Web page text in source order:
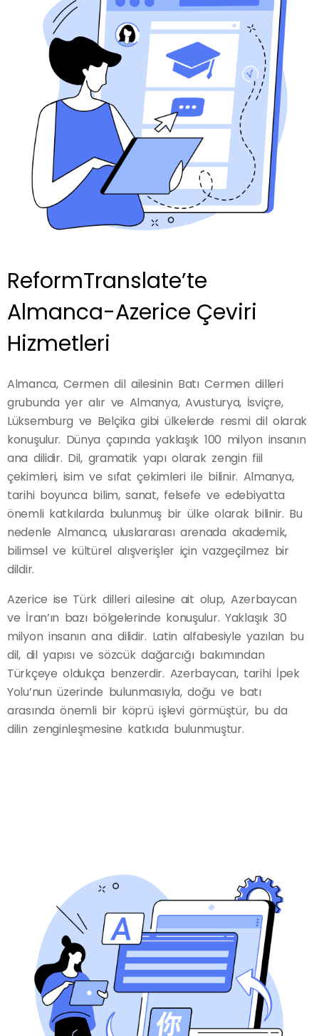
ReformTranslate’te
Almanca-Azerice Çeviri
Hizmetleri
Almanca, Cermen dil ailesinin Batı Cermen dilleri
grubunda yer alır ve Almanya, Avusturya, İsviçre,
Lüksemburg ve Belçika gibi ülkelerde resmi dil olarak
konuşulur. Dünya çapında yaklaşık 100 milyon insanın
ana dilidir. Dil, gramatik yapı olarak zengin fiil
çekimleri, isim ve sıfat çekimleri ile bilinir. Almanya,
tarihi boyunca bilim, sanat, felsefe ve edebiyatta
önemli katkılarda bulunmuş bir ülke olarak bilinir. Bu
nedenle Almanca, uluslararası arenada akademik,
bilimsel ve kültürel alışverişler için vazgeçilmez bir
dildir.
Azerice ise Türk dilleri ailesine ait olup, Azerbaycan
ve İran’ın bazı bölgelerinde konuşulur. Yaklaşık 30
milyon insanın ana dilidir. Latin alfabesiyle yazılan bu
dil, dil yapısı ve sözcük dağarcığı bakımından
Türkçeye oldukça benzerdir. Azerbaycan, tarihi İpek
Yolu’nun üzerinde bulunmasıyla, doğu ve batı
arasında önemli bir köprü işlevi görmüştür, bu da
dilin zenginleşmesine katkıda bulunmuştur.